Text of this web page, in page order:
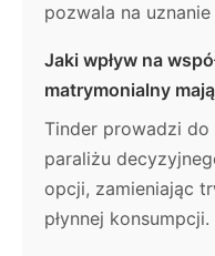
pozwala na
Jaki wpływ na
matrymonialny
Tinder prowadzi
paraliżu
opcji, zamieniając
płynnej konsumpcji.